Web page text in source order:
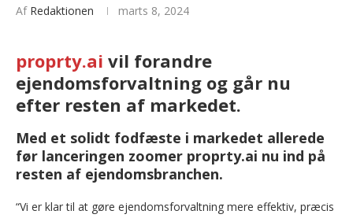
Af Redaktionen marts 8, 2024
proprty.ai vil forandre
ejendomsforvaltning og går nu
efter resten af markedet.
Med et solidt fodfæste i markedet allerede
før lanceringen zoomer proprty.ai nu ind på
resten af ejendomsbranchen.
“Vi er klar til at gøre ejendomsforvaltning mere effektiv, præcis